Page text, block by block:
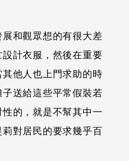
和觀眾想的有很大差
計衣服，然後在重要
他人也上門求助的時
送給這些平常假裝若
的，就是不幫其中一
對居民的要求幾乎百